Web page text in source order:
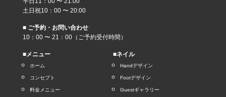
土日祝10：00 〜 20:00
■ ご予約・お問い合わせ
10：00 〜 21：00（ご予約受付時間）
■メニュー
ホーム
コンセプト
料金メニュー
■ネイル
Handデザイン
Footデザイン
Guestギャラリー